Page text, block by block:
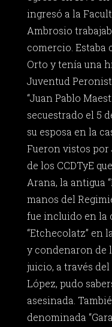
ingresó a la
Ambrosio
comercio. Estaba
Orto y tenía una
Juventud
“Juan Pablo
secuestrado el 5
su esposa en la
Fueron vistos por
de los CCDTyE
Arana, la antigua
manos del
fue incluido en la
“Etchecolatz” en
y condenaron de
juicio, a través
López, pudo
asesinada.
denominada